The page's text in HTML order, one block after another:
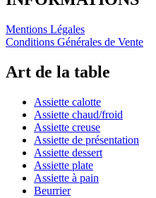
Mentions Légales
Conditions Générales de Vente
Art de la table
Assiette calotte
Assiette chaud/froid
Assiette creuse
Assiette de présentation
Assiette dessert
Assiette plate
Assiette à pain
Beurrier